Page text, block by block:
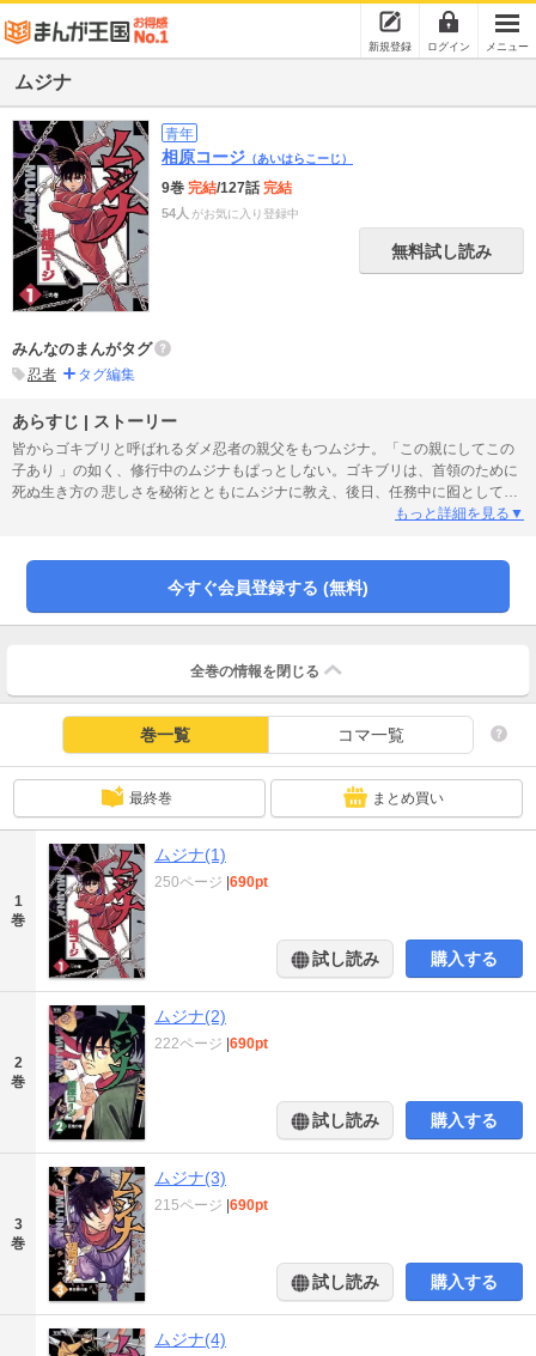
新規登録 ログイン メニュー
ムジナ
青年
相原コージ （あいはらこーじ）
9巻 完結/127話完結
54人 がお気に入り登録中
無料試し読み
みんなのまんがタグ
忍者 タグ編集
あらすじ | ストーリー
皆からゴキブリと呼ばれるダメ忍者の親父をもつムジナ。「この親にしてこの
子あり 」の如く、修行中のムジナもぱっとしない。ゴキブリは、首領のために
死ぬ生き方の 悲しさを秘術とともにムジナに教え、後日、任務中に囮として使
われ死ぬ。ゴキブリ の妻・アヤメは復讐のために首領に近づく。 以前から、首
の始末をムジナが所属する組に命じられた。死んだかに見せかけたシロベを発
見したムジナ。口封じのためにシロベに殺されそうになり、追いつめられたム
ジナは 、父・ゴキブリに教えられた秘術を使おうとする。
もっと詳細を見る▼
今すぐ会員登録する (無料)
全巻の情報を 閉じる
巻一覧 コマ一覧
最終巻 まとめ買い
1
巻
ムジナ(1)
250ページ 690pt
試し読み 購入する
2
巻
ムジナ(2)
222ページ 690pt
試し読み 購入する
3
巻
ムジナ(3)
215ページ 690pt
試し読み 購入する
ムジナ(4)